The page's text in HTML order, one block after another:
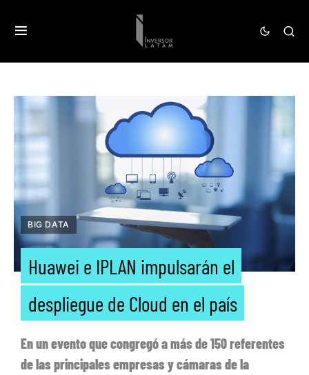
BIG DATA
Huawei e IPLAN impulsarán el
despliegue de Cloud en el país
En un evento que congregó a más de 150 referentes
de las principales empresas y cámaras de la